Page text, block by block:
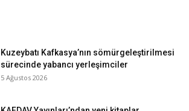
Kuzeybatı Kafkasya’nın sömürgeleştirilmesi
sürecinde yabancı yerleşimciler
5 Ağustos 2026